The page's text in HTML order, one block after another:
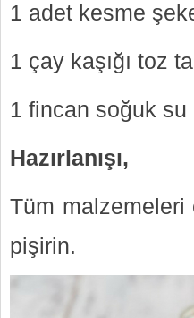
1 adet kesme
1 çay kaşığı toz
1 fincan soğuk su
Hazırlanışı,
Tüm malzemeleri
pişirin.